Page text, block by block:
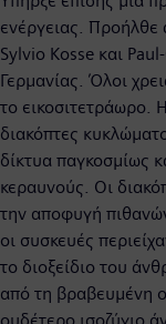
ενέργειας. Προήλθε
Sylvio Kosse και
Γερμανίας. Όλοι
το εικοσιτετράωρο.
διακόπτες
δίκτυα παγκοσμίως
κεραυνούς. Οι
την αποφυγή
οι συσκευές
το διοξείδιο του
από τη βραβευμένη